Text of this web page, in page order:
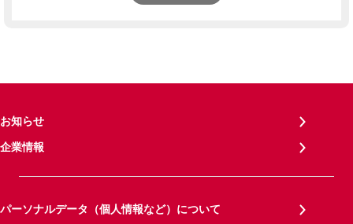
お知らせ
企業情報
パーソナルデータ（個人情報など）について